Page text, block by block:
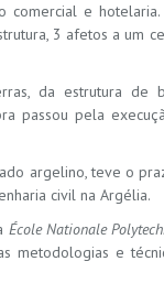
comercial e
3 afetos a um
da estrutura de
passou pela
argelino, teve o
civil na Argélia.
École Nationale
metodologias e